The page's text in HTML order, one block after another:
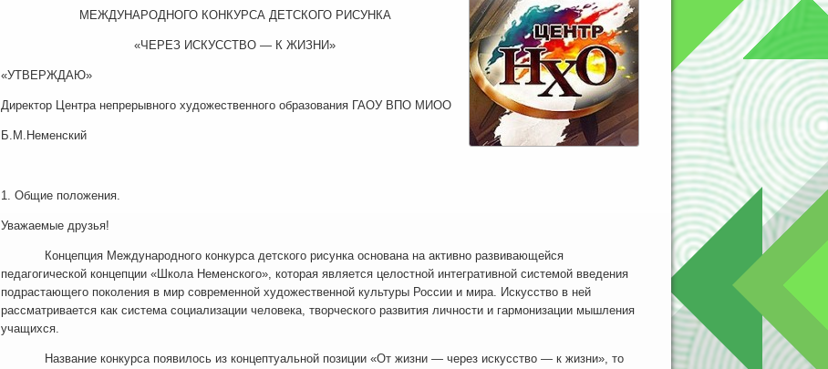
МЕЖДУНАРОДНОГО КОНКУРСА ДЕТСКОГО РИСУНКА
«ЧЕРЕЗ ИСКУССТВО — К ЖИЗНИ»
«УТВЕРЖДАЮ»
Директор Центра непрерывного художественного образования ГАОУ ВПО МИОО
Б.М.Неменский
1. Общие положения.
Уважаемые друзья!
Концепция Международного конкурса детского рисунка основана на активно развивающейся
педагогической концепции «Школа Неменского», которая является целостной интегративной системой введения
подрастающего поколения в мир современной художественной культуры России и мира. Искусство в ней
рассматривается как система социализации человека, творческого развития личности и гармонизации мышления
учащихся.
Название конкурса появилось из концептуальной позиции «От жизни — через искусство — к жизни», то